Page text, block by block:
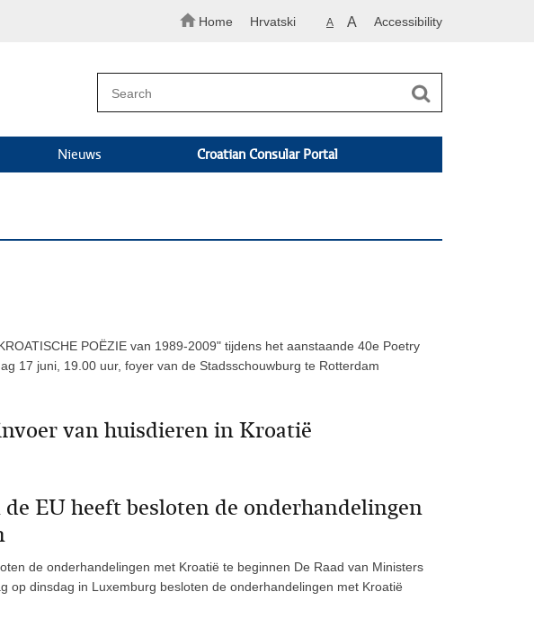
Home Hrvatski A A Accessibility
Nieuws Croatian Consular Portal
POËZIE van 1989-2009" tijdens het aanstaande 40e Poetry
17 juni, 19.00 uur, foyer van de Stadsschouwburg te Rotterdam
van huisdieren in Kroatië
EU heeft besloten de onderhandelingen
de onderhandelingen met Kroatië te beginnen De Raad van Ministers
op dinsdag in Luxemburg besloten de onderhandelingen met Kroatië